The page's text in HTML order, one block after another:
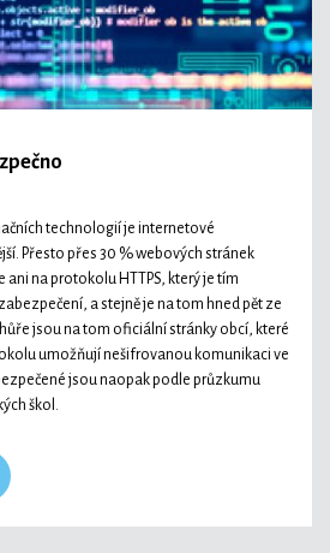
technologií je internetové
Přesto přes 30 % webových stránek
na protokolu HTTPS, který je tím
a stejně je na tom hned pět ze
jsou na tom oficiální stránky obcí, které
umožňují nešifrovanou komunikaci ve
jsou naopak podle průzkumu
škol.